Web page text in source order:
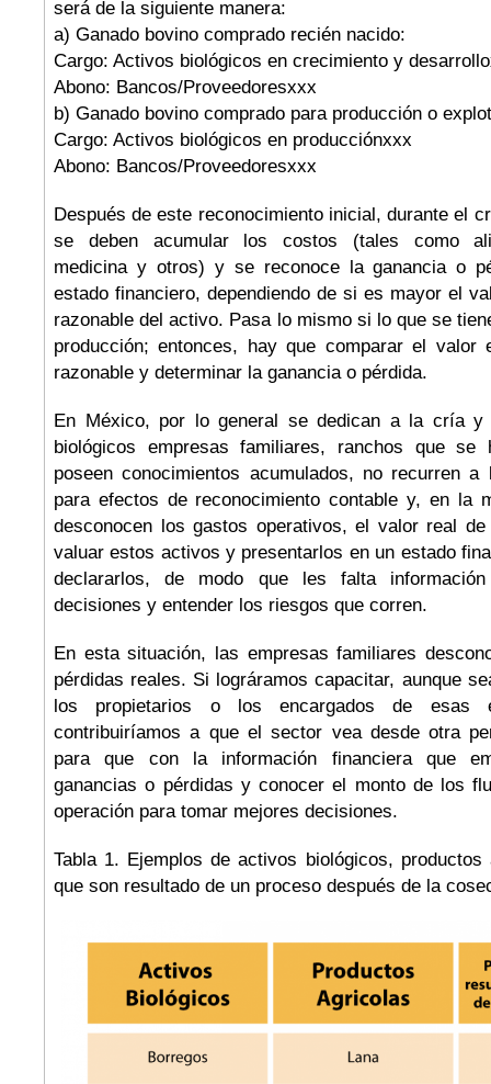
será de la siguiente manera:
a) Ganado bovino comprado recién nacido:
Cargo: Activos biológicos en crecimiento y
Abono: Bancos/Proveedoresxxx
b) Ganado bovino comprado para producción o
Cargo: Activos biológicos en producciónxxx
Abono: Bancos/Proveedoresxxx
Después de este reconocimiento inicial, durante el
se deben acumular los costos (tales como
medicina y otros) y se reconoce la ganancia o
estado financiero, dependiendo de si es mayor el
razonable del activo. Pasa lo mismo si lo que se
producción; entonces, hay que comparar el
razonable y determinar la ganancia o pérdida.
En México, por lo general se dedican a la cría y
biológicos empresas familiares, ranchos que se
poseen conocimientos acumulados, no recurren
para efectos de reconocimiento contable y, en la
desconocen los gastos operativos, el valor real
valuar estos activos y presentarlos en un estado
declararlos, de modo que les falta
decisiones y entender los riesgos que corren.
En esta situación, las empresas familiares
pérdidas reales. Si lográramos capacitar, aunque
los propietarios o los encargados de esas
contribuiríamos a que el sector vea desde otra
para que con la información financiera que
ganancias o pérdidas y conocer el monto de los
operación para tomar mejores decisiones.
Tabla 1. Ejemplos de activos biológicos,
que son resultado de un proceso después de la